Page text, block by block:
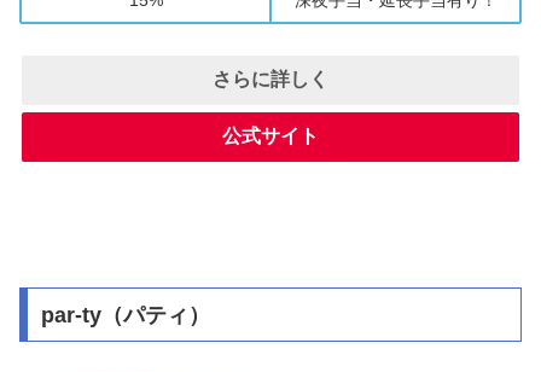
さらに詳しく
公式サイト
par-ty（パティ）